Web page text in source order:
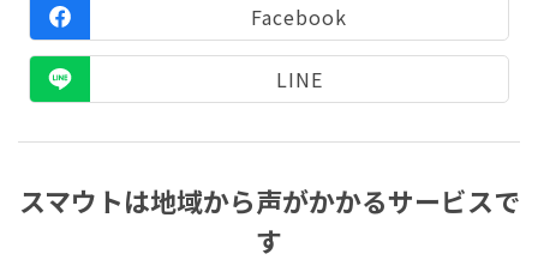
Facebook
LINE
スマウトは地域から声がかかるサービスで
す